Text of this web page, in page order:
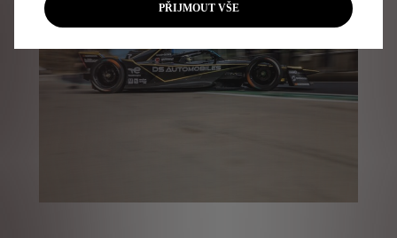
PŘIJMOUT VŠE